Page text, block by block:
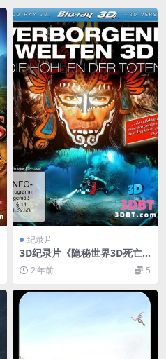
纪录片
3D纪录片《隐秘世界3D死亡
洞穴》左右格式 3D版 下载 百
度网盘+迅雷下载
2 年前 5